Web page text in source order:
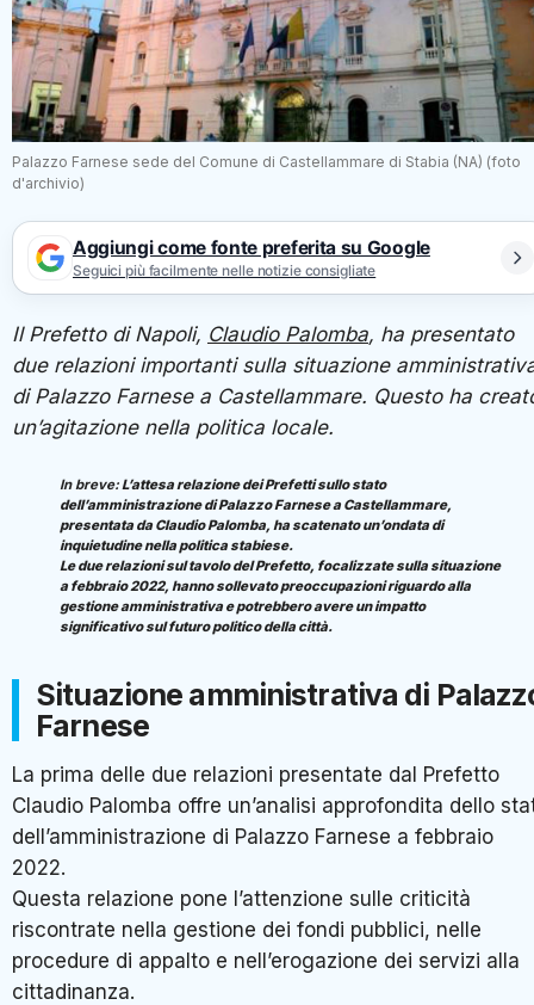
Palazzo Farnese sede del Comune di Castellammare di Stabia (NA) (foto
d'archivio)
Aggiungi come fonte preferita su Google
Seguici più facilmente nelle notizie consigliate
Il Prefetto di Napoli, Claudio Palomba, ha presentato
due relazioni importanti sulla situazione
di Palazzo Farnese a Castellammare. Questo ha
un’agitazione nella politica locale.
In breve:L’attesa relazione dei Prefetti sullo stato
dell’amministrazione di Palazzo Farnese a Castellammare,
presentata da Claudio Palomba, ha scatenato un’ondata di
inquietudine nella politica stabiese.
Le due relazioni sul tavolo del Prefetto, focalizzate sulla situazione
a febbraio 2022, hanno sollevato preoccupazioni riguardo alla
gestione amministrativa e potrebbero avere un impatto
significativo sul futuro politico della città.
Situazione amministrativa di
Farnese
La prima delle due relazioni presentate dal Prefetto
Claudio Palomba offre un’analisi approfondita dello
dell’amministrazione di Palazzo Farnese a febbraio
2022.
Questa relazione pone l’attenzione sulle criticità
riscontrate nella gestione dei fondi pubblici, nelle
procedure di appalto e nell’erogazione dei servizi alla
cittadinanza.